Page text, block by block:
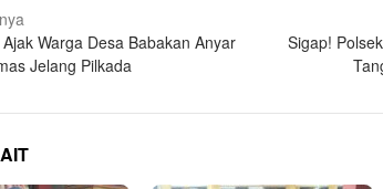
Warga Desa Babakan Anyar
Jelang Pilkada
Sigap!